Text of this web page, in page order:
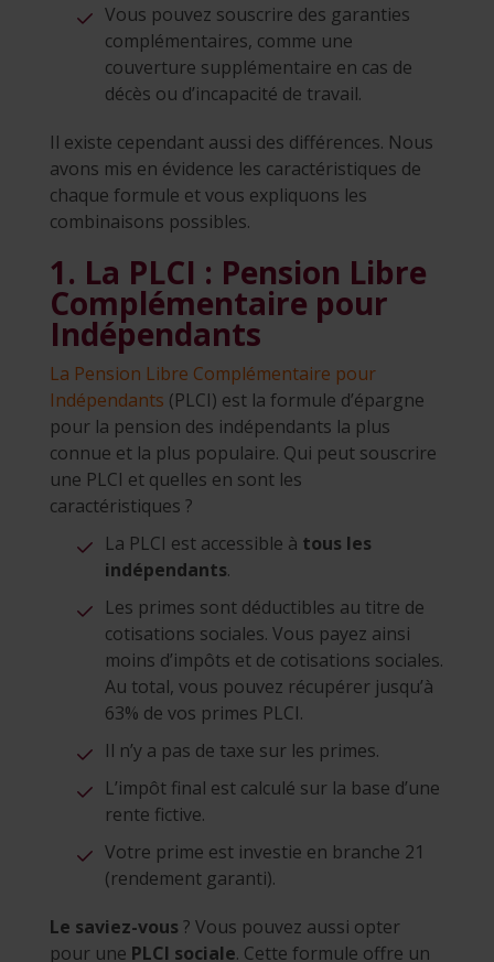
Vous pouvez souscrire des garanties
complémentaires, comme une
couverture supplémentaire en cas de
décès ou d’incapacité de travail.
Il existe cependant aussi des différences. Nous
avons mis en évidence les caractéristiques de
chaque formule et vous expliquons les
combinaisons possibles.
1. La PLCI : Pension Libre
Complémentaire pour
Indépendants
La Pension Libre Complémentaire pour
Indépendants (PLCI) est la formule d’épargne
pour la pension des indépendants la plus
connue et la plus populaire. Qui peut souscrire
une PLCI et quelles en sont les
caractéristiques ?
La PLCI est accessible à tous les
indépendants.
Les primes sont déductibles au titre de
cotisations sociales. Vous payez ainsi
moins d’impôts et de cotisations sociales.
Au total, vous pouvez récupérer jusqu’à
63% de vos primes PLCI.
Il n’y a pas de taxe sur les primes.
L’impôt final est calculé sur la base d’une
rente fictive.
Votre prime est investie en branche 21
(rendement garanti).
Le saviez-vous ? Vous pouvez aussi opter
pour une PLCI sociale. Cette formule offre un